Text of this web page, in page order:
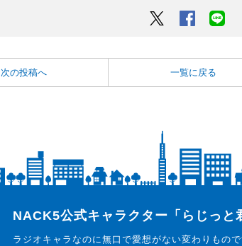
Twitter Facebook
次の投稿へ 一覧に戻る
らじっと君
NACK5公式キャラクター「らじっと
ラジオキャラなのに無口で愛想がない変わりもの